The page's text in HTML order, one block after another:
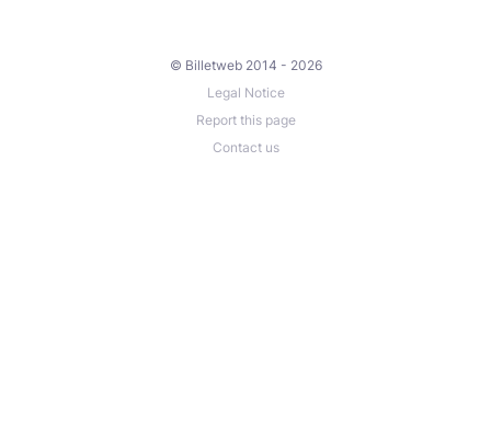
© Billetweb 2014 - 2026
Legal Notice
Report this page
Contact us